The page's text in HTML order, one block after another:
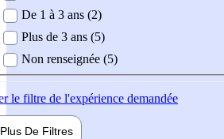
De 1 à 3 ans (2)
Plus de 3 ans (5)
Non renseignée (5)
le filtre de l'expérience demandée
Plus De Filtres